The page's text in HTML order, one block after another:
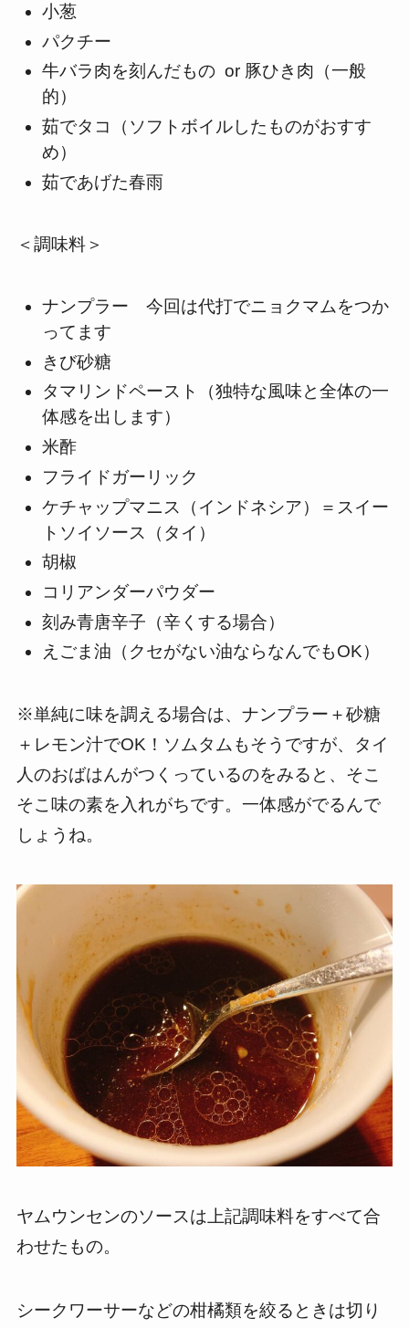
小葱
パクチー
牛バラ肉を刻んだもの or 豚ひき肉（一般
的）
茹でタコ（ソフトボイルしたものがおすす
め）
茹であげた春雨
＜調味料＞
ナンプラー 今回は代打でニョクマムをつか
ってます
きび砂糖
タマリンドペースト（独特な風味と全体の一
体感を出します）
米酢
フライドガーリック
ケチャップマニス（インドネシア）＝スイー
トソイソース（タイ）
胡椒
コリアンダーパウダー
刻み青唐辛子（辛くする場合）
えごま油（クセがない油ならなんでもOK）
※単純に味を調える場合は、ナンプラー＋砂糖
＋レモン汁でOK！ソムタムもそうですが、タイ
人のおばはんがつくっているのをみると、そこ
そこ味の素を入れがちです。一体感がでるんで
しょうね。
ヤムウンセンのソースは上記調味料をすべて合
わせたもの。
シークワーサーなどの柑橘類を絞るときは切り